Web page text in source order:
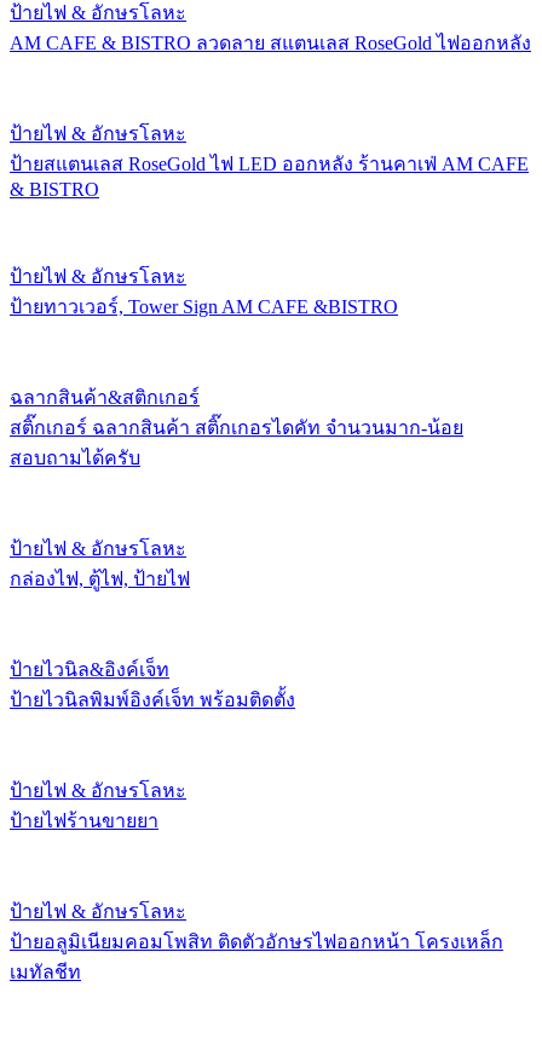
ป้ายไฟ & อักษรโลหะ
AM CAFE & BISTRO ลวดลาย สแตนเลส RoseGold ไฟออกหลัง
ป้ายไฟ & อักษรโลหะ
ป้ายสแตนเลส RoseGold ไฟ LED ออกหลัง ร้านคาเฟ่ AM CAFE
& BISTRO
ป้ายไฟ & อักษรโลหะ
ป้ายทาวเวอร์, Tower Sign AM CAFE &BISTRO
ฉลากสินค้า&สติกเกอร์
สติ๊กเกอร์ ฉลากสินค้า สติ๊กเกอรไดคัท จำนวนมาก-น้อย
สอบถามได้ครับ
ป้ายไฟ & อักษรโลหะ
กล่องไฟ, ตู้ไฟ, ป้ายไฟ
ป้ายไวนิล&อิงค์เจ็ท
ป้ายไวนิลพิมพ์อิงค์เจ็ท พร้อมติดตั้ง
ป้ายไฟ & อักษรโลหะ
ป้ายไฟร้านขายยา
ป้ายไฟ & อักษรโลหะ
ป้ายอลูมิเนียมคอมโพสิท ติดตัวอักษรไฟออกหน้า โครงเหล็ก
เมทัลชีท